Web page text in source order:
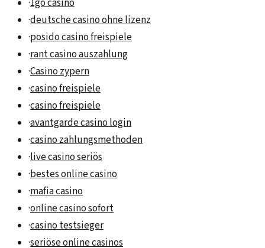
·1go casino
·deutsche casino ohne lizenz
·posido casino freispiele
·rant casino auszahlung
·Casino zypern
·casino freispiele
·casino freispiele
·avantgarde casino login
·casino zahlungsmethoden
·live casino seriös
·bestes online casino
·mafia casino
·online casino sofort
·casino testsieger
·seriöse online casinos